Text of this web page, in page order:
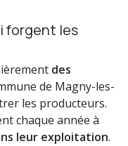
forgent les
des
de Magny-les-
les producteurs.
chaque année à
leur exploitation.